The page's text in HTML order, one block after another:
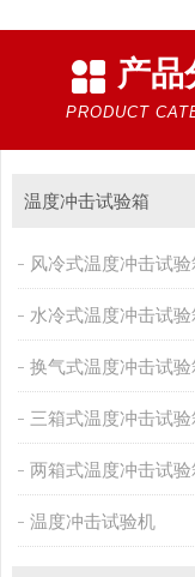
霉菌试验箱 应力
盐雾试验箱 老化
自然恒温对流试验箱
新能源专用设备
产品
PRODUCT
温度冲击试验箱
风冷式温度冲击试验
水冷式温度冲击试验
换气式温度冲击试验
三箱式温度冲击试验
两箱式温度冲击试验
温度冲击试验机